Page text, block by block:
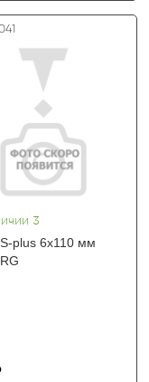
3
plus 6х110 мм